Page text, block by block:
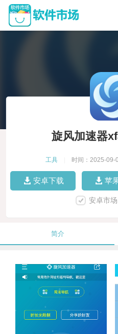
旋风加速器
工具 时间：2025-09-
安卓下载 苹
安卓市
简介